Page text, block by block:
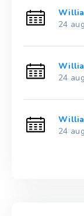
24
24
24